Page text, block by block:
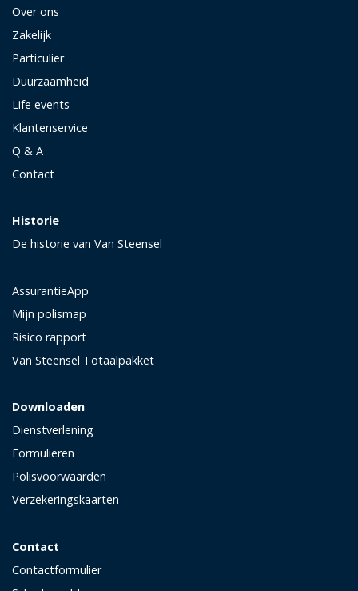
Over ons
Zakelijk
Particulier
Duurzaamheid
Life events
Klantenservice
Q & A
Contact
Historie
De historie van Van Steensel
AssurantieApp
Mijn polismap
Risico rapport
Van Steensel Totaalpakket
Downloaden
Dienstverlening
Formulieren
Polisvoorwaarden
Verzekeringskaarten
Contact
Contactformulier